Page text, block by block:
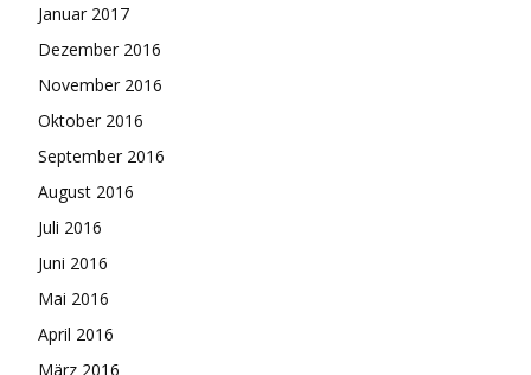
Januar 2017
Dezember 2016
November 2016
Oktober 2016
September 2016
August 2016
Juli 2016
Juni 2016
Mai 2016
April 2016
März 2016